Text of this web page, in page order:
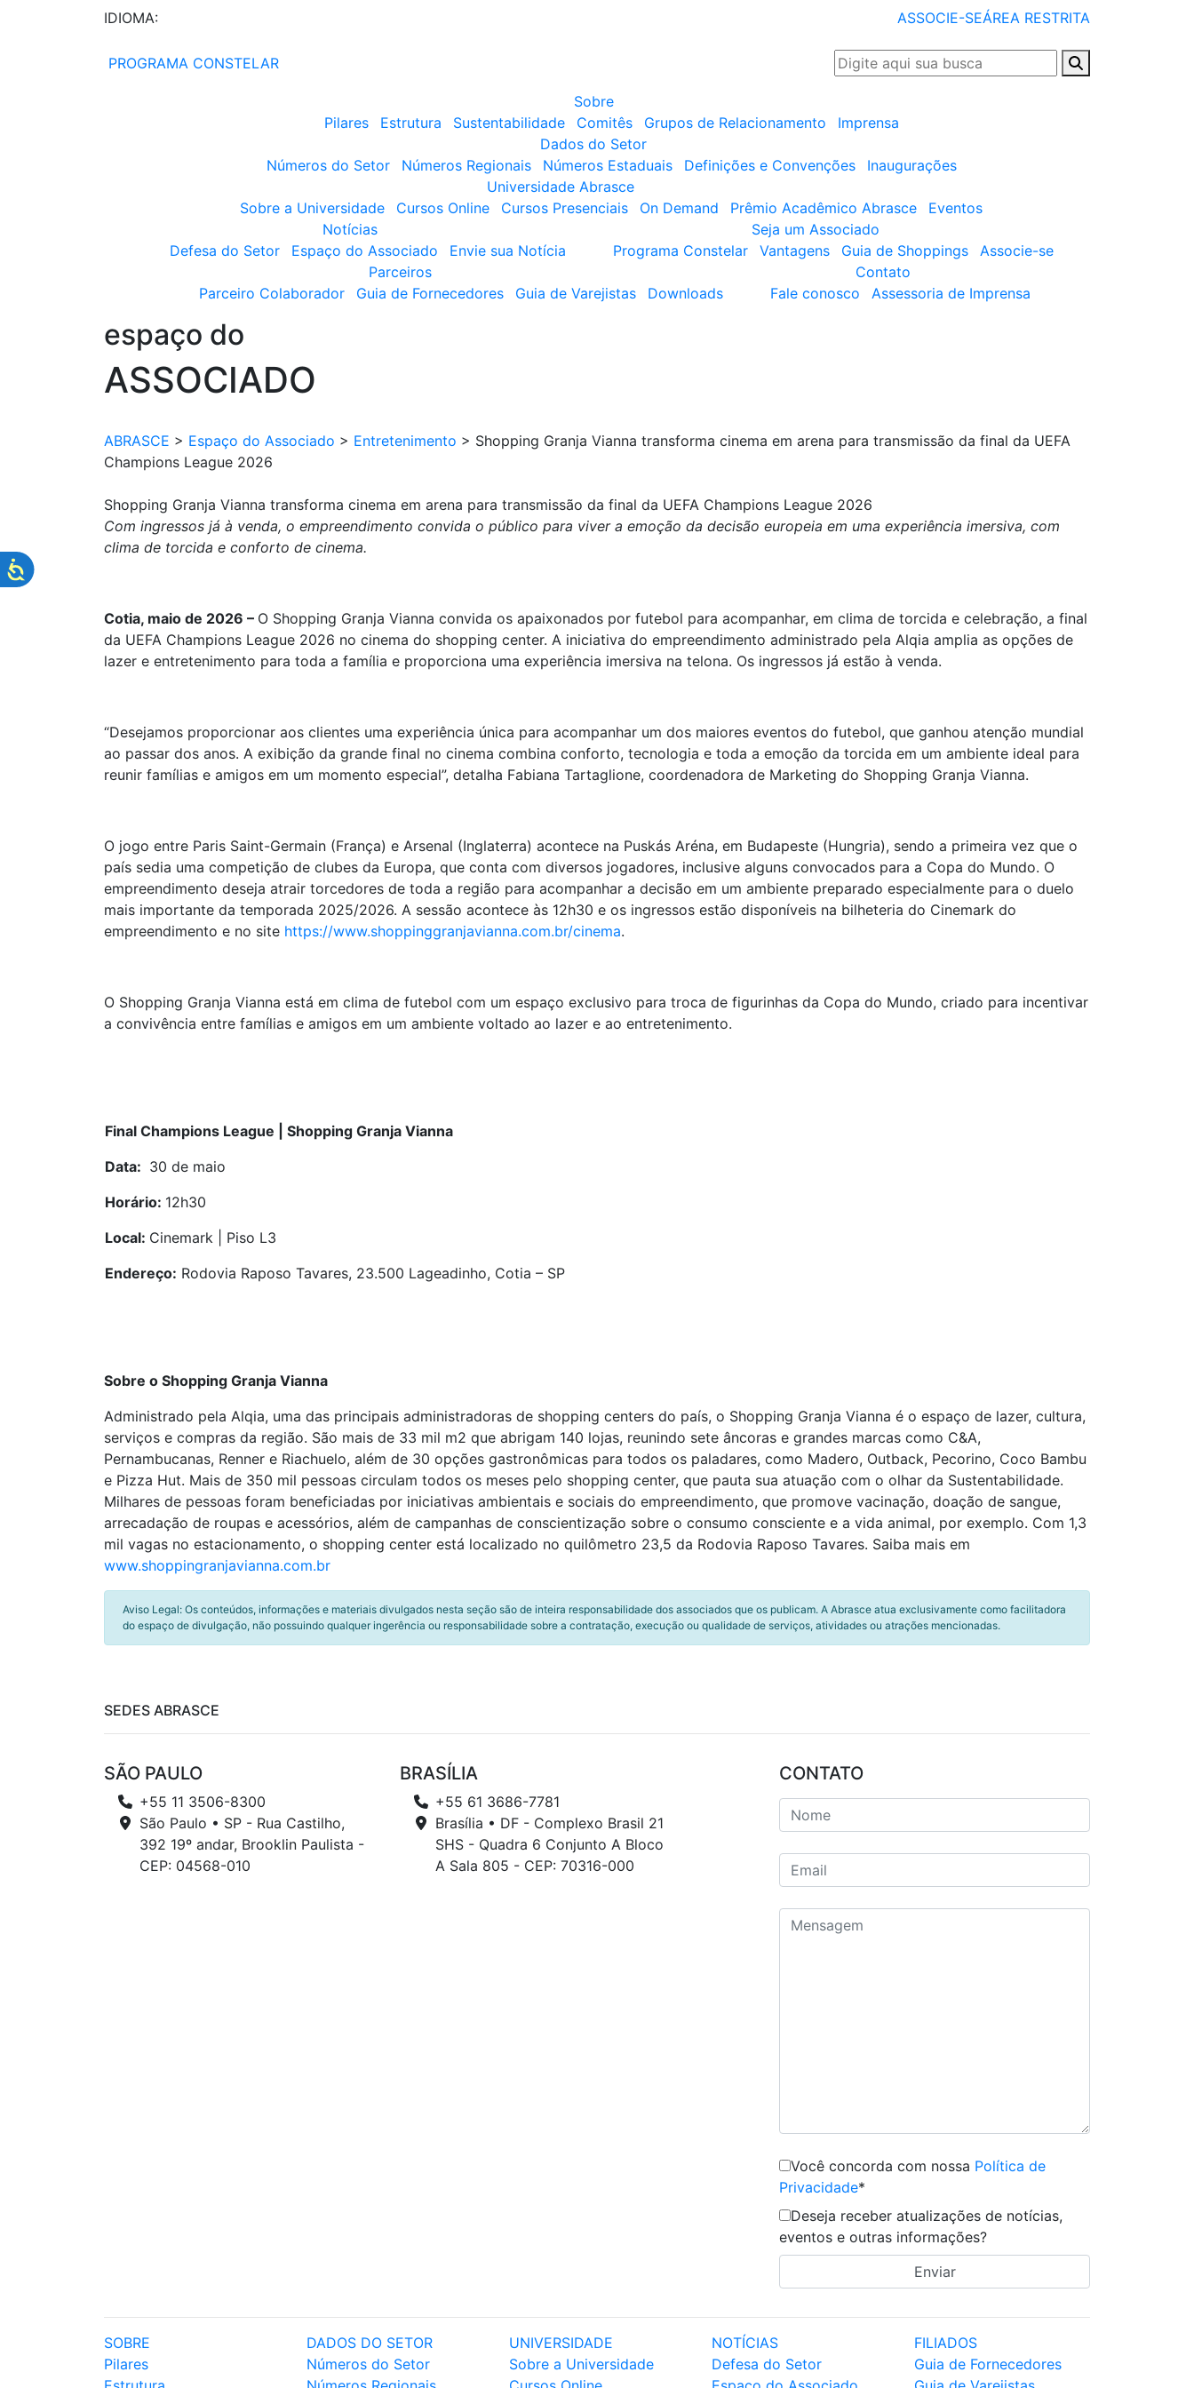
IDIOMA: ASSOCIE-SEÁREA RESTRITA
PROGRAMA CONSTELAR
Sobre
Pilares
Estrutura Sustentabilidade Comitês Grupos de Relacionamento
Imprensa
Dados do Setor
Números do Setor
Números Regionais Números Estaduais Definições e Convenções
Inaugurações
Universidade Abrasce
Sobre a Universidade
Cursos Online Cursos Presenciais On Demand Prêmio Acadêmico Abrasce
Eventos
Notícias
Defesa do Setor
Espaço do Associado Envie sua Notícia
Seja um Associado
Programa Constelar
Vantagens Guia de Shoppings
Associe-se
Parceiros
Parceiro Colaborador
Guia de Fornecedores Guia de Varejistas Downloads
Contato
Fale conosco
Assessoria de Imprensa
espaço do
ASSOCIADO
ABRASCE > Espaço do Associado > Entretenimento > Shopping Granja Vianna transforma cinema em arena para transmissão da final da UEFA
Champions League 2026
Shopping Granja Vianna transforma cinema em arena para transmissão da final da UEFA Champions League 2026
Com ingressos já à venda, o empreendimento convida o público para viver a emoção da decisão europeia em uma experiência imersiva, com
clima de torcida e conforto de cinema.
Cotia, maio de 2026 – O Shopping Granja Vianna convida os apaixonados por futebol para acompanhar, em clima de torcida e celebração, a final
da UEFA Champions League 2026 no cinema do shopping center. A iniciativa do empreendimento administrado pela Alqia amplia as opções de
lazer e entretenimento para toda a família e proporciona uma experiência imersiva na telona. Os ingressos já estão à venda.
“Desejamos proporcionar aos clientes uma experiência única para acompanhar um dos maiores eventos do futebol, que ganhou atenção mundial
ao passar dos anos. A exibição da grande final no cinema combina conforto, tecnologia e toda a emoção da torcida em um ambiente ideal para
reunir famílias e amigos em um momento especial”, detalha Fabiana Tartaglione, coordenadora de Marketing do Shopping Granja Vianna.
O jogo entre Paris Saint-Germain (França) e Arsenal (Inglaterra) acontece na Puskás Aréna, em Budapeste (Hungria), sendo a primeira vez que o
país sedia uma competição de clubes da Europa, que conta com diversos jogadores, inclusive alguns convocados para a Copa do Mundo. O
empreendimento deseja atrair torcedores de toda a região para acompanhar a decisão em um ambiente preparado especialmente para o duelo
mais importante da temporada 2025/2026. A sessão acontece às 12h30 e os ingressos estão disponíveis na bilheteria do Cinemark do
empreendimento e no site https://www.shoppinggranjavianna.com.br/cinema.
O Shopping Granja Vianna está em clima de futebol com um espaço exclusivo para troca de figurinhas da Copa do Mundo, criado para incentivar
a convivência entre famílias e amigos em um ambiente voltado ao lazer e ao entretenimento.
Final Champions League | Shopping Granja Vianna
Data: 30 de maio
Horário: 12h30
Local: Cinemark | Piso L3
Endereço: Rodovia Raposo Tavares, 23.500 Lageadinho, Cotia – SP
Sobre o Shopping Granja Vianna
Administrado pela Alqia, uma das principais administradoras de shopping centers do país, o Shopping Granja Vianna é o espaço de lazer, cultura,
serviços e compras da região. São mais de 33 mil m2 que abrigam 140 lojas, reunindo sete âncoras e grandes marcas como C&A,
Pernambucanas, Renner e Riachuelo, além de 30 opções gastronômicas para todos os paladares, como Madero, Outback, Pecorino, Coco Bambu
e Pizza Hut. Mais de 350 mil pessoas circulam todos os meses pelo shopping center, que pauta sua atuação com o olhar da Sustentabilidade.
Milhares de pessoas foram beneficiadas por iniciativas ambientais e sociais do empreendimento, que promove vacinação, doação de sangue,
arrecadação de roupas e acessórios, além de campanhas de conscientização sobre o consumo consciente e a vida animal, por exemplo. Com 1,3
mil vagas no estacionamento, o shopping center está localizado no quilômetro 23,5 da Rodovia Raposo Tavares. Saiba mais em
www.shoppingranjavianna.com.br
Aviso Legal: Os conteúdos, informações e materiais divulgados nesta seção são de inteira responsabilidade dos associados que os publicam. A Abrasce atua exclusivamente como facilitadora
do espaço de divulgação, não possuindo qualquer ingerência ou responsabilidade sobre a contratação, execução ou qualidade de serviços, atividades ou atrações mencionadas.
SEDES ABRASCE
SÃO PAULO
+55 11 3506-8300
São Paulo • SP - Rua Castilho,
392 19º andar, Brooklin Paulista -
CEP: 04568-010
BRASÍLIA
+55 61 3686-7781
Brasília • DF - Complexo Brasil 21
SHS - Quadra 6 Conjunto A Bloco
A Sala 805 - CEP: 70316-000
CONTATO
Você concorda com nossa Política de
Privacidade*
Deseja receber atualizações de notícias,
eventos e outras informações?
SOBRE
Pilares
DADOS DO SETOR
Números do Setor
UNIVERSIDADE
Sobre a Universidade
NOTÍCIAS
Defesa do Setor
FILIADOS
Guia de Fornecedores